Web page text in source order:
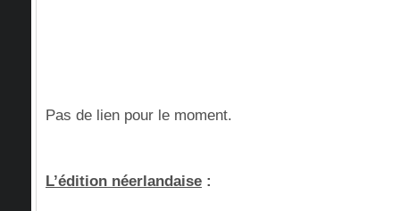
Pas de lien pour le moment.
L’édition néerlandaise :